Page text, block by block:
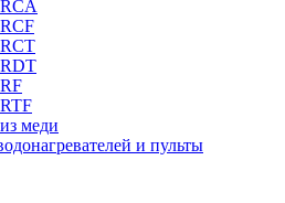
меди
и пульты